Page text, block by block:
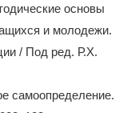
основы
и молодежи.
/ Под ред. Р.Х.
самоопределение.